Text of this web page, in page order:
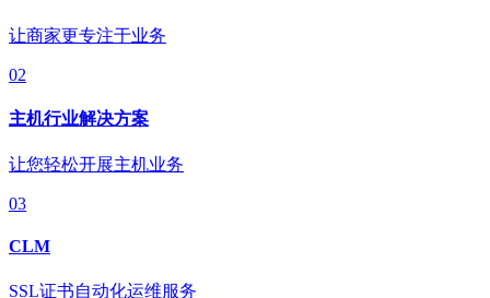
让商家更专注于业务
02
主机行业解决方案
让您轻松开展主机业务
03
CLM
SSL证书自动化运维服务